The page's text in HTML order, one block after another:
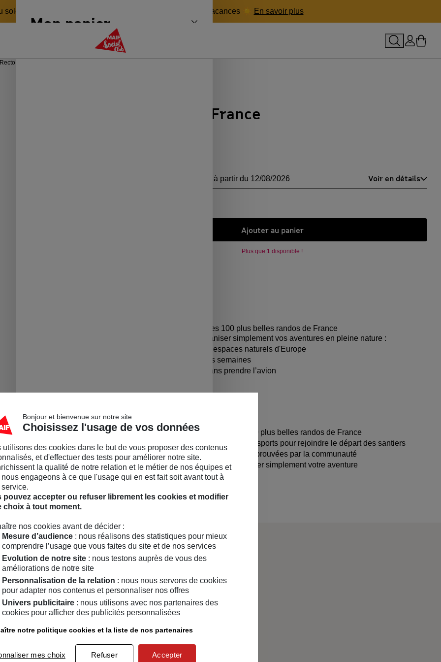
soleil 🏖️ pour revenir en pleine forme le 24 août ! Bonnes vacances ☀️ En savoir plus
MAIF Social Club
Rechercher
Se Mon
Recto Verso France
Recto Verso France
Livraison Colissimo à partir du 12/08/2026 Voir en détails
Ajouter au panier
Plus que 1 disponible !
🌄 Partez à l'aventure sur les 100 plus belles randos de France
La carte-méthode pour organiser simplement vos aventures en pleine nature :
▷ Au coeur des plus beaux espaces naturels d'Europe
▷ D’une journée à plusieurs semaines
▷ En autonomie totale et sans prendre l’avion
Ce pack contient :
Au recto : une carte papier des 100 plus belles randos de France
Au verso, la carte des trains et transports pour rejoindre le départ des santiers
100 fiches itinéraires testées et approuvées par la communauté
Un livret de 32 pages pour organiser simplement votre aventure
Vendu par
La marque Recto Verso
français indépendant qui
attentive, plus proche et
monde pour être
ends improvisés et les
Mon panier Fermer le panier
Bonjour et bienvenue sur notre site
Choisissez l'usage de vos données
utilisons des cookies dans le but de vous proposer des contenus
et d'effectuer des tests pour améliorer notre site.
la qualité de notre relation et le métier de nos équipes et
nous engageons à ce que l'usage qui en est fait soit avant tout à
pouvez accepter ou refuser librement les cookies et modifier
choix à tout moment.
nos cookies avant de décider :
Mesure d’audience : nous réalisons des statistiques pour mieux
comprendre l’usage que vous faites du site et de nos services
Evolution de notre site : nous testons auprès de vous des
améliorations de notre site
Personnalisation de la relation : nous nous servons de cookies
pour adapter nos contenus et personnaliser nos offres
Univers publicitaire : nous utilisons avec nos partenaires des
cookies pour afficher des publicités personnalisées
notre politique cookies et la liste de nos partenaires
mes choix Refuser Accepter